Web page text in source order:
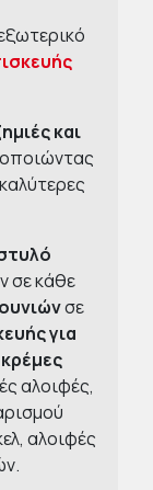
και
σε κάθε
σε
για
κρέμες
αλοιφές,
αλοιφές